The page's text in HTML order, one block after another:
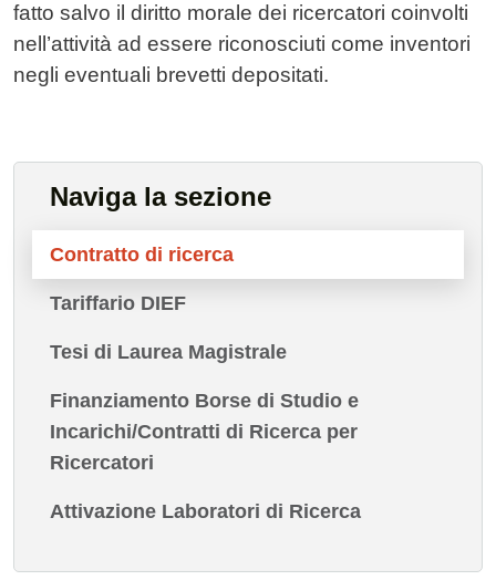
fatto salvo il diritto morale dei ricercatori coinvolti
nell’attività ad essere riconosciuti come inventori
negli eventuali brevetti depositati.
Naviga la sezione
Contratto di ricerca
Tariffario DIEF
Tesi di Laurea Magistrale
Finanziamento Borse di Studio e
Incarichi/Contratti di Ricerca per
Ricercatori
Attivazione Laboratori di Ricerca